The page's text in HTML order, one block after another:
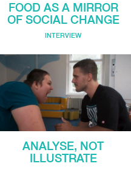
FOOD AS A MIRROR
OF SOCIAL CHANGE
INTERVIEW
ANALYSE, NOT
ILLUSTRATE